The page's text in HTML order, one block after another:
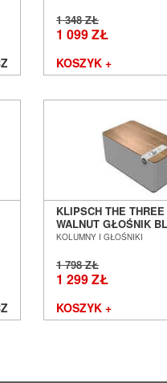
1 348 ZŁ
1 099 ZŁ
KOSZYK +
KLIPSCH THE
WALNUT GŁOŚNIK
SALON POZNAŃ
KOLUMNY I GŁOŚNIKI
1 798 ZŁ
1 299 ZŁ
KOSZYK +